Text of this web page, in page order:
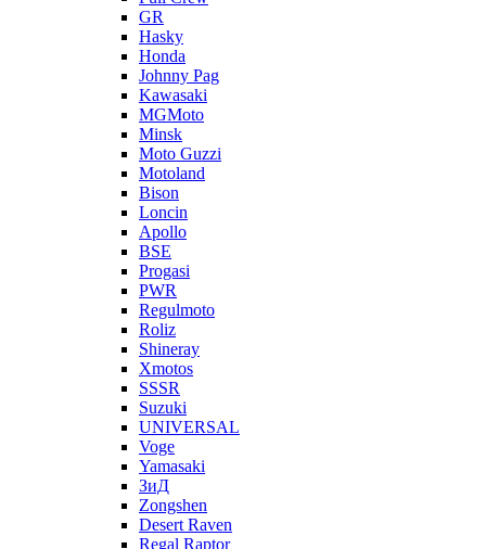
GR
Hasky
Honda
Johnny Pag
Kawasaki
MGMoto
Minsk
Moto Guzzi
Motoland
Bison
Loncin
Apollo
BSE
Progasi
PWR
Regulmoto
Roliz
Shineray
Xmotos
SSSR
Suzuki
UNIVERSAL
Voge
Yamasaki
ЗиД
Zongshen
Desert Raven
Regal Raptor